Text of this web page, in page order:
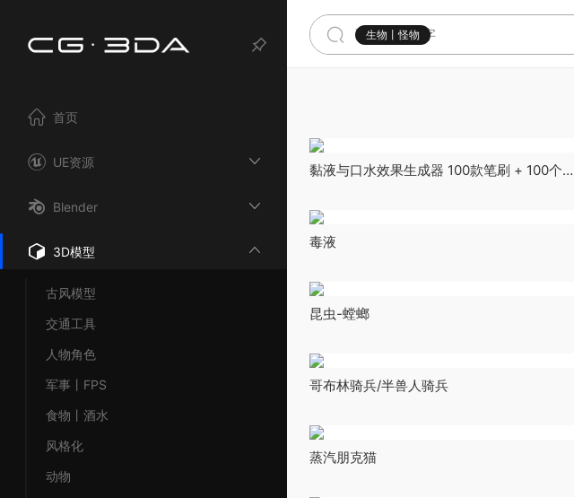
生物丨怪物
首页
UE资源
Blender
3D模型
古风模型
交通工具
人物角色
军事丨FPS
食物丨酒水
风格化
动物
黏液与口水效果生成器 100款笔刷 + 100个
100 Brushes and 100 OBJs
毒液
昆虫-螳螂
哥布林骑兵/半兽人骑兵
蒸汽朋克猫